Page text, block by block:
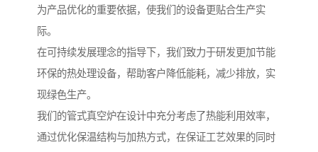
为产品优化的重要依据，使我们的设备更贴合生产实
际。
在可持续发展理念的指导下，我们致力于研发更加节能
环保的热处理设备，帮助客户降低能耗，减少排放，实
现绿色生产。
我们的管式真空炉在设计中充分考虑了热能利用效率，
通过优化保温结构与加热方式，在保证工艺效果的同时